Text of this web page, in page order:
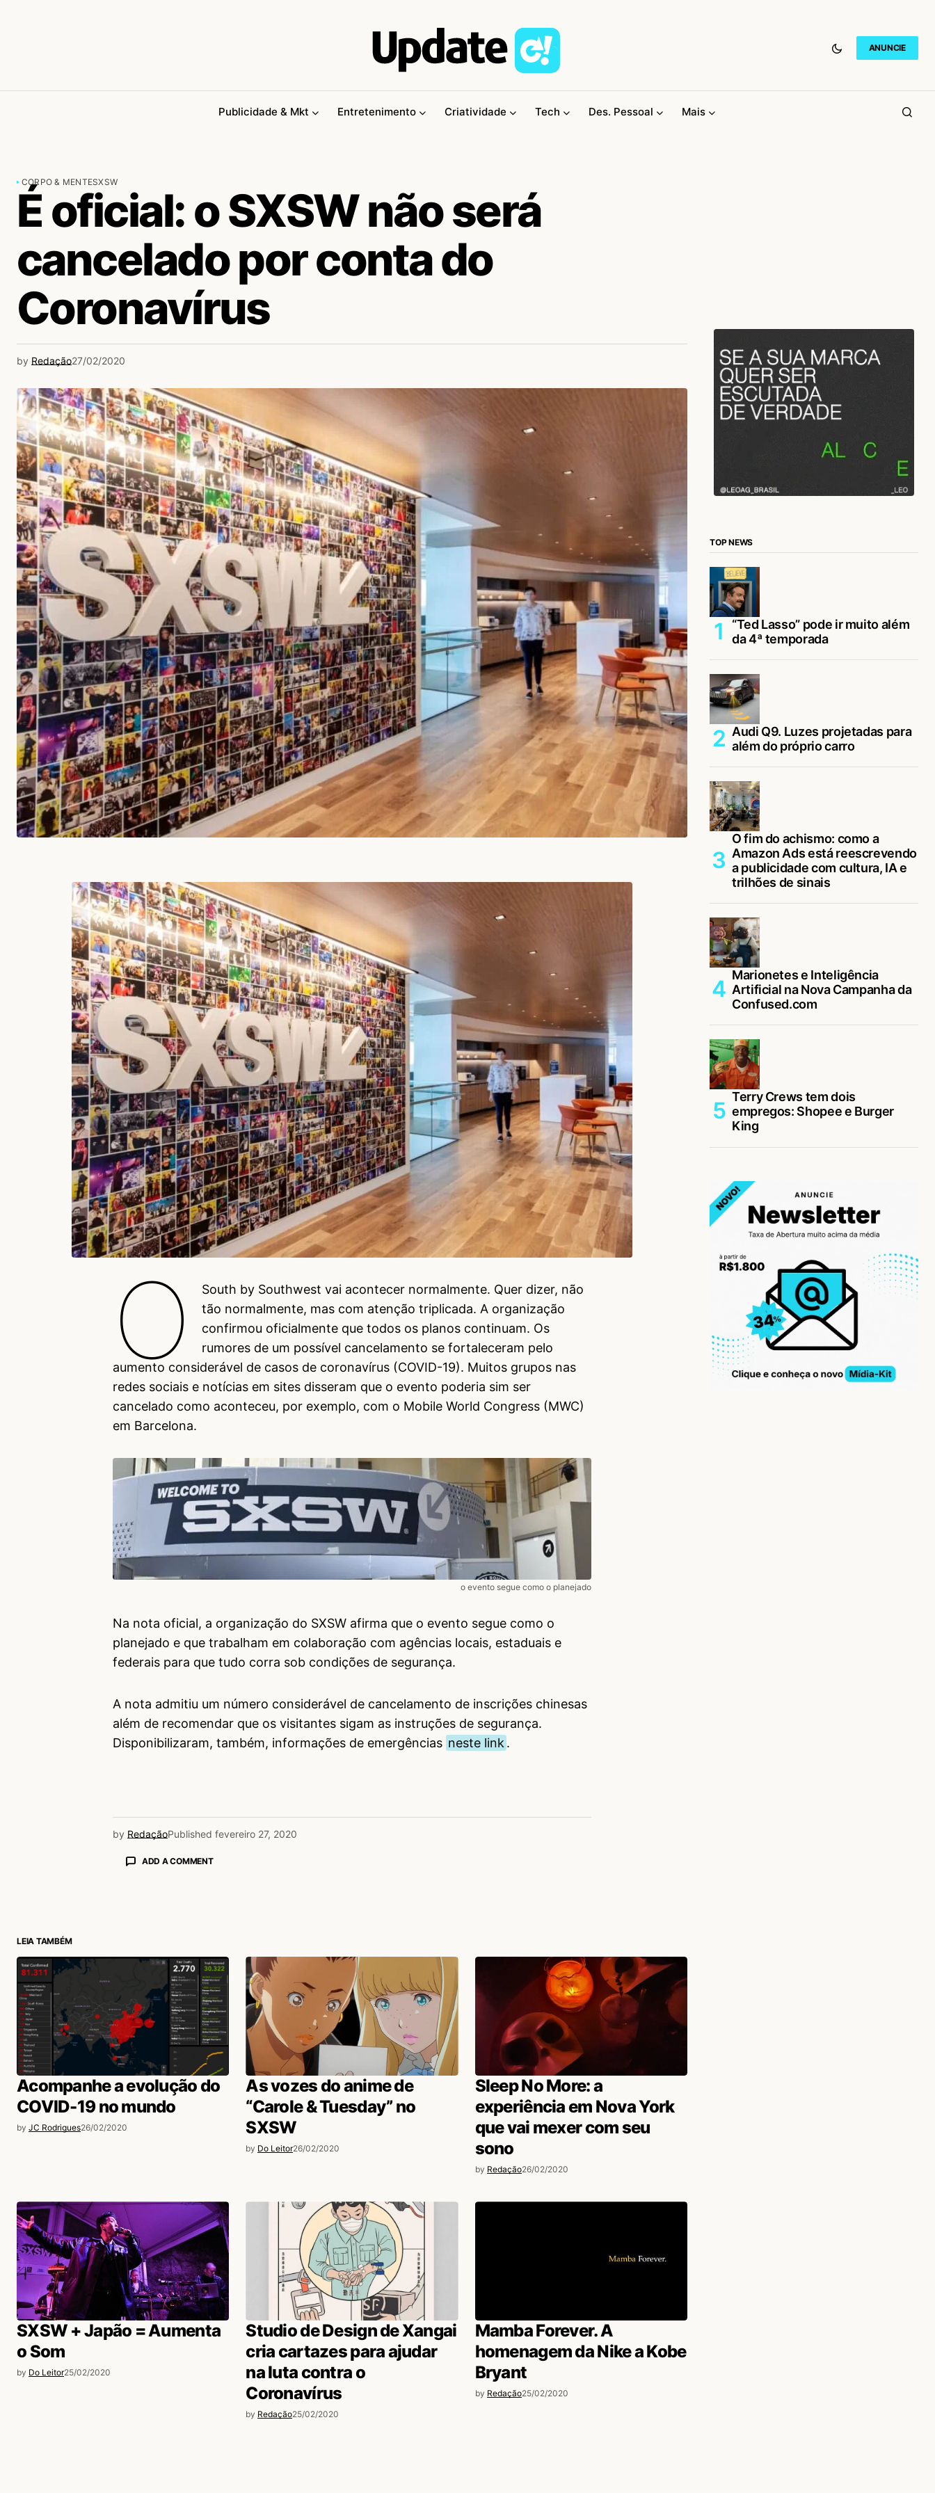
ANUNCIE
Publicidade & Mkt Entretenimento Criatividade Tech Des. Pessoal Mais
CORPO & MENTESXSW
É oficial: o SXSW não será
cancelado por conta do
Coronavírus
by Redação27/02/2020
O
South by Southwest vai acontecer normalmente. Quer dizer, não
tão normalmente, mas com atenção triplicada. A organização
confirmou oficialmente que todos os planos continuam. Os
rumores de um possível cancelamento se fortaleceram pelo
aumento considerável de casos de coronavírus (COVID-19). Muitos grupos nas
redes sociais e notícias em sites disseram que o evento poderia sim ser
cancelado como aconteceu, por exemplo, com o Mobile World Congress (MWC)
em Barcelona.
o evento segue como o planejado
Na nota oficial, a organização do SXSW afirma que o evento segue como o
planejado e que trabalham em colaboração com agências locais, estaduais e
federais para que tudo corra sob condições de segurança.
A nota admitiu um número considerável de cancelamento de inscrições chinesas
além de recomendar que os visitantes sigam as instruções de segurança.
Disponibilizaram, também, informações de emergências neste link .
by RedaçãoPublished fevereiro 27, 2020
ADD A COMMENT
LEIA TAMBÉM
Acompanhe a evolução do
COVID-19 no mundo
by JC Rodrigues26/02/2020
As vozes do anime de
“Carole & Tuesday” no
SXSW
by Do Leitor26/02/2020
Sleep No More: a
experiência em Nova York
que vai mexer com seu
sono
by Redação26/02/2020
SXSW + Japão = Aumenta
o Som
by Do Leitor25/02/2020
Studio de Design de Xangai
cria cartazes para ajudar
na luta contra o
Coronavírus
by Redação25/02/2020
Mamba Forever. A
homenagem da Nike a Kobe
Bryant
by Redação25/02/2020
TOP NEWS
“Ted Lasso” pode ir muito além
da 4ª temporada
Audi Q9. Luzes projetadas para
além do próprio carro
O fim do achismo: como a
Amazon Ads está reescrevendo
a publicidade com cultura, IA e
trilhões de sinais
Marionetes e Inteligência
Artificial na Nova Campanha da
Confused.com
Terry Crews tem dois
empregos: Shopee e Burger
King